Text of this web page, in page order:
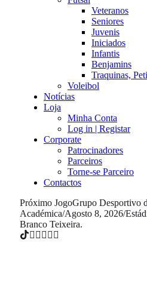
Veteranos
Seniores
Juvenis
Iniciados
Infantis
Benjamins
Traquinas,
Voleibol
Notícias
Loja
Minha Conta
Log in | Registar
Corporate
Patrocinadores
Parceiros
Torne-se Parceiro
Contactos
Próximo JogoGrupo Desportivo
Académica/Agosto 8, 2026/
Branco Teixeira.